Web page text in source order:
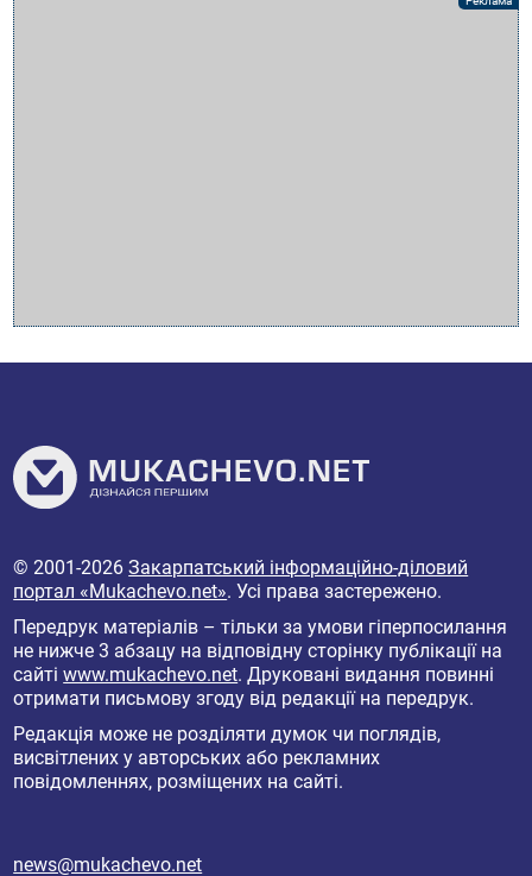
© 2001-2026Закарпатський інформаційно-діловий
портал «Mukachevo.net». Усі права застережено.
Передрук матеріалів – тільки за умови гіперпосилання
не нижче 3 абзацу на відповідну сторінку публікації на
сайтіwww.mukachevo.net. Друковані видання повинні
отримати письмову згоду від редакції на передрук.
Редакція може не розділяти думок чи поглядів,
висвітлених у авторських або рекламних
повідомленнях, розміщених на сайті.
news@mukachevo.net